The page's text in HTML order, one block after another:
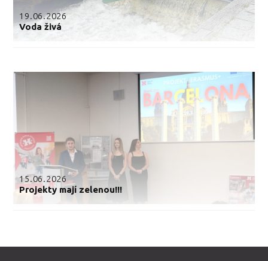
19.06.2026
Voda živá
15.06.2026
Projekty mají zelenou!!!